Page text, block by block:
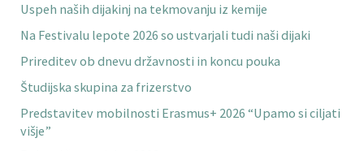
Uspeh naših dijakinj na tekmovanju iz kemije
Na Festivalu lepote 2026 so ustvarjali tudi naši dijaki
Prireditev ob dnevu državnosti in koncu pouka
Študijska skupina za frizerstvo
Predstavitev mobilnosti Erasmus+ 2026 “Upamo si ciljati
višje”